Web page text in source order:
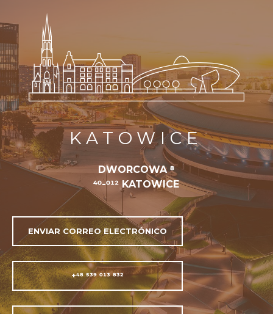
ENVIAR CORREO ELECTRÓNICO
+48 539 013 832
KATOWICE
DWORCOWA 8
40-012 KATOWICE